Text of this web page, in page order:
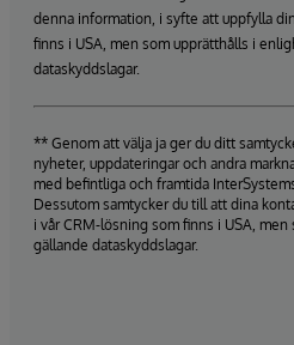
denna information, i syfte att uppfylla
finns i USA, men som upprätthålls i
dataskyddslagar.
** Genom att välja ja ger du ditt
nyheter, uppdateringar och andra
med befintliga och framtida
Dessutom samtycker du till att dina
i vår CRM-lösning som finns i USA,
gällande dataskyddslagar.